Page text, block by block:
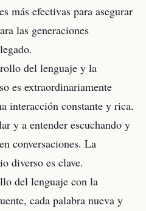
más efectivas para asegurar
las generaciones
del lenguaje y la
es extraordinariamente
interacción constante y rica.
y a entender escuchando y
conversaciones. La
diverso es clave.
del lenguaje con la
cada palabra nueva y